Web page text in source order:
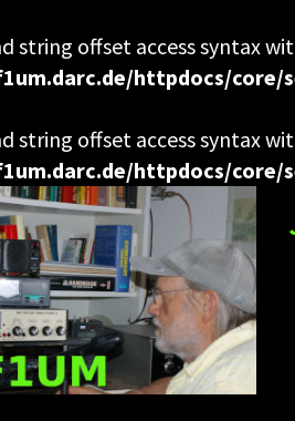
string offset access syntax
httpdocs/core/
string offset access syntax
httpdocs/core/